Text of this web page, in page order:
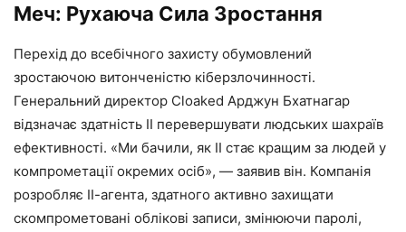
Меч: Рухаюча Сила Зростання
Перехід до всебічного захисту обумовлений
зростаючою витонченістю кіберзлочинності.
Генеральний директор Cloaked Арджун Бхатнагар
відзначає здатність ІІ перевершувати людських шахраїв
ефективності. «Ми бачили, як ІІ стає кращим за людей у ​​
компрометації окремих осіб», — заявив він. Компанія
розробляє ІІ-агента, здатного активно захищати
скомпрометовані облікові записи, змінюючи паролі,